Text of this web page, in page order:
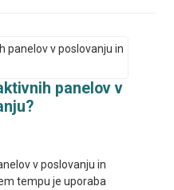
panelov v
v poslovanju in
tempu je uporaba